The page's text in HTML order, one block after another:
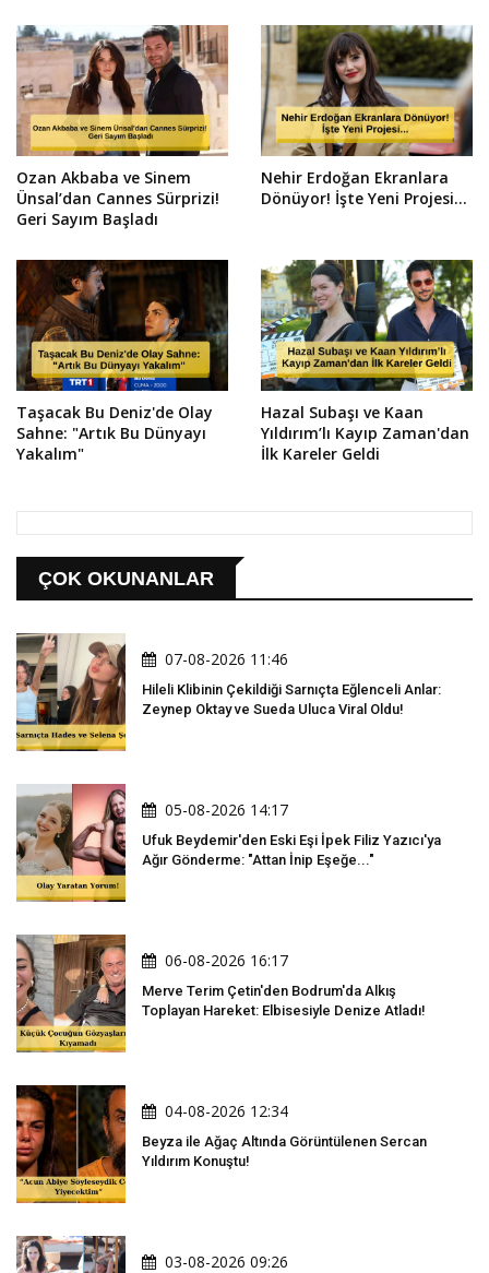
Ozan Akbaba ve Sinem
Ünsal’dan Cannes Sürprizi!
Geri Sayım Başladı
Nehir Erdoğan Ekranlara
Dönüyor! İşte Yeni Projesi...
Taşacak Bu Deniz'de Olay
Sahne: "Artık Bu Dünyayı
Yakalım"
Hazal Subaşı ve Kaan
Yıldırım’lı Kayıp Zaman'dan
İlk Kareler Geldi
ÇOK OKUNANLAR
07-08-2026 11:46
Hileli Klibinin Çekildiği Sarnıçta Eğlenceli Anlar:
Zeynep Oktay ve Sueda Uluca Viral Oldu!
05-08-2026 14:17
Ufuk Beydemir'den Eski Eşi İpek Filiz Yazıcı'ya
Ağır Gönderme: "Attan İnip Eşeğe..."
06-08-2026 16:17
Merve Terim Çetin'den Bodrum'da Alkış
Toplayan Hareket: Elbisesiyle Denize Atladı!
04-08-2026 12:34
Beyza ile Ağaç Altında Görüntülenen Sercan
Yıldırım Konuştu!
03-08-2026 09:26